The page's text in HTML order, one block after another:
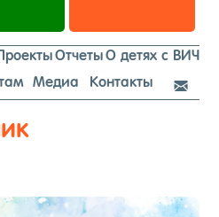
ОтчетыО детях с ВИЧ
Медиа Контакты 